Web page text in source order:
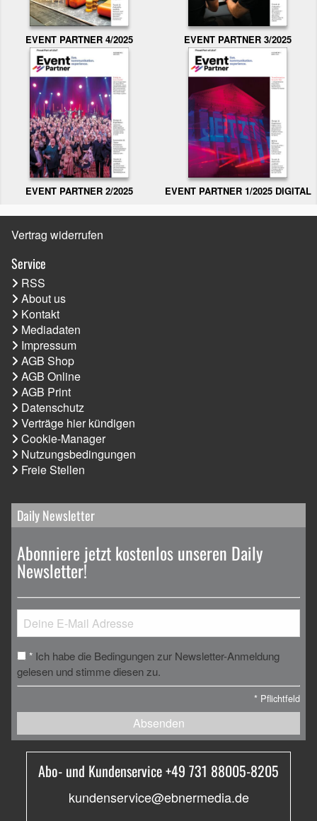
EVENT PARTNER 4/2025 EVENT PARTNER 3/2025
EVENT PARTNER 2/2025 EVENT PARTNER 1/2025 DIGITAL
Vertrag widerrufen
Service
RSS
About us
Kontakt
Mediadaten
Impressum
AGB Shop
AGB Online
AGB Print
Datenschutz
Verträge hier kündigen
Cookie-Manager
Nutzungsbedingungen
Freie Stellen
Daily Newsletter
Abonniere jetzt kostenlos unseren Daily
Newsletter!
* Ich habe die Bedingungen zur Newsletter-Anmeldung
gelesen und stimme diesen zu.
* Pflichtfeld
Absenden
Abo- und Kundenservice +49 731 88005-8205
kundenservice@ebnermedia.de